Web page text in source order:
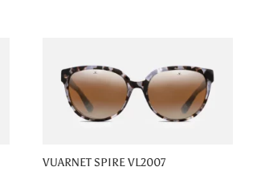
VUARNET SPIRE VL2007